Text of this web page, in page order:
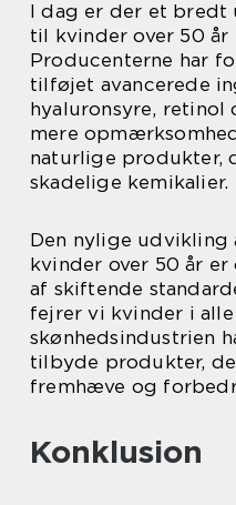
I dag er der et bredt
til kvinder over 50 år
Producenterne har
tilføjet avancerede
hyaluronsyre, retinol
mere
naturlige produkter,
skadelige kemikalier.
Den nylige udvikling
kvinder over 50 år
af skiftende
fejrer vi kvinder i
skønhedsindustrien
tilbyde produkter,
fremhæve og
Konklusion